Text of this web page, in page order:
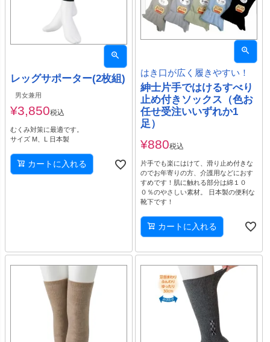
レッグサポーター(2枚組)
男女兼用
¥3,850税込
むくみ対策に最適です。
サイズ M、L 日本製
カートに入れる
はき口が広く履きやすい！
紳士片手ではけるすべり
止め付きソックス（色お
任せ受注いいずれか1
足）
¥880税込
片手でも楽にはけて、滑り止め付きな
のでお年寄りの方、介護用などにおす
すめです！肌に触れる部分は綿１０
０％のやさしい素材。 日本製の便利な
靴下です！
カートに入れる